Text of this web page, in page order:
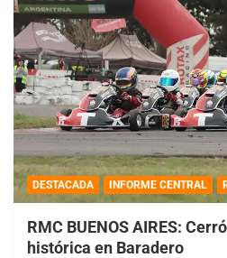
DESTACADA INFORME CENTRAL
RMC BUENOS AIRES:
histórica en Baradero